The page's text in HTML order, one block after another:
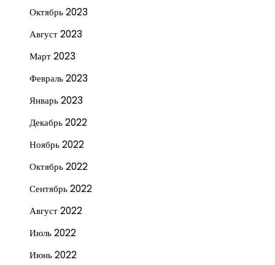
Октябрь 2023
Август 2023
Март 2023
Февраль 2023
Январь 2023
Декабрь 2022
Ноябрь 2022
Октябрь 2022
Сентябрь 2022
Август 2022
Июль 2022
Июнь 2022